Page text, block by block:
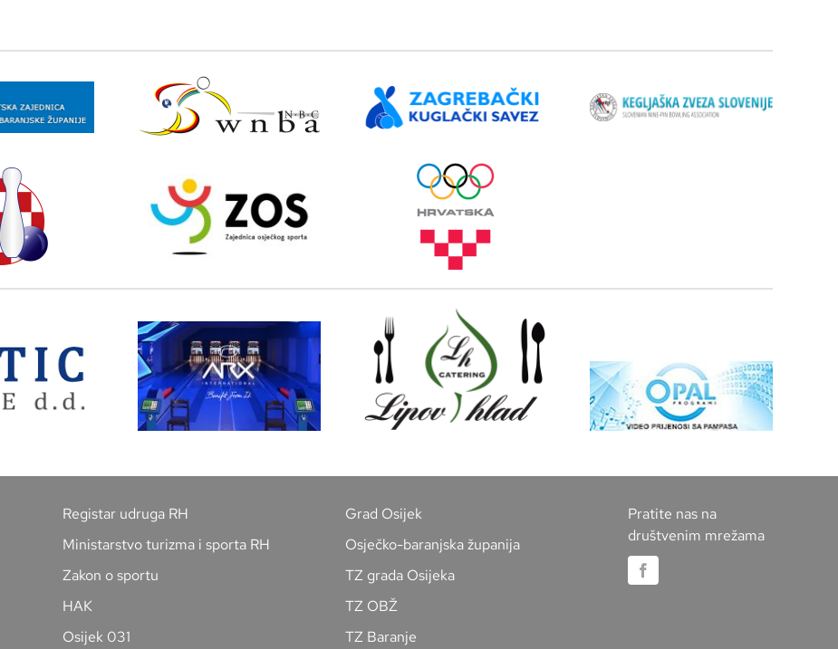
Registar udruga RH
Ministarstvo turizma i sporta RH
Zakon o sportu
HAK
Osijek 031
Grad Osijek
Osječko-baranjska županija
TZ grada Osijeka
TZ OBŽ
TZ Baranje
Pratite nas na
društvenim mrežama